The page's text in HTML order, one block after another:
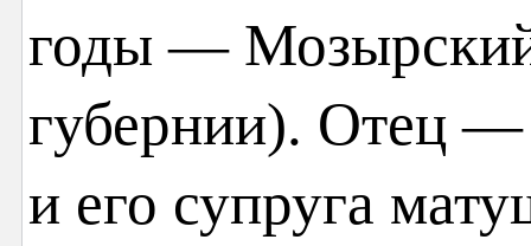
годы —
губернии). Отец —
и его супруга